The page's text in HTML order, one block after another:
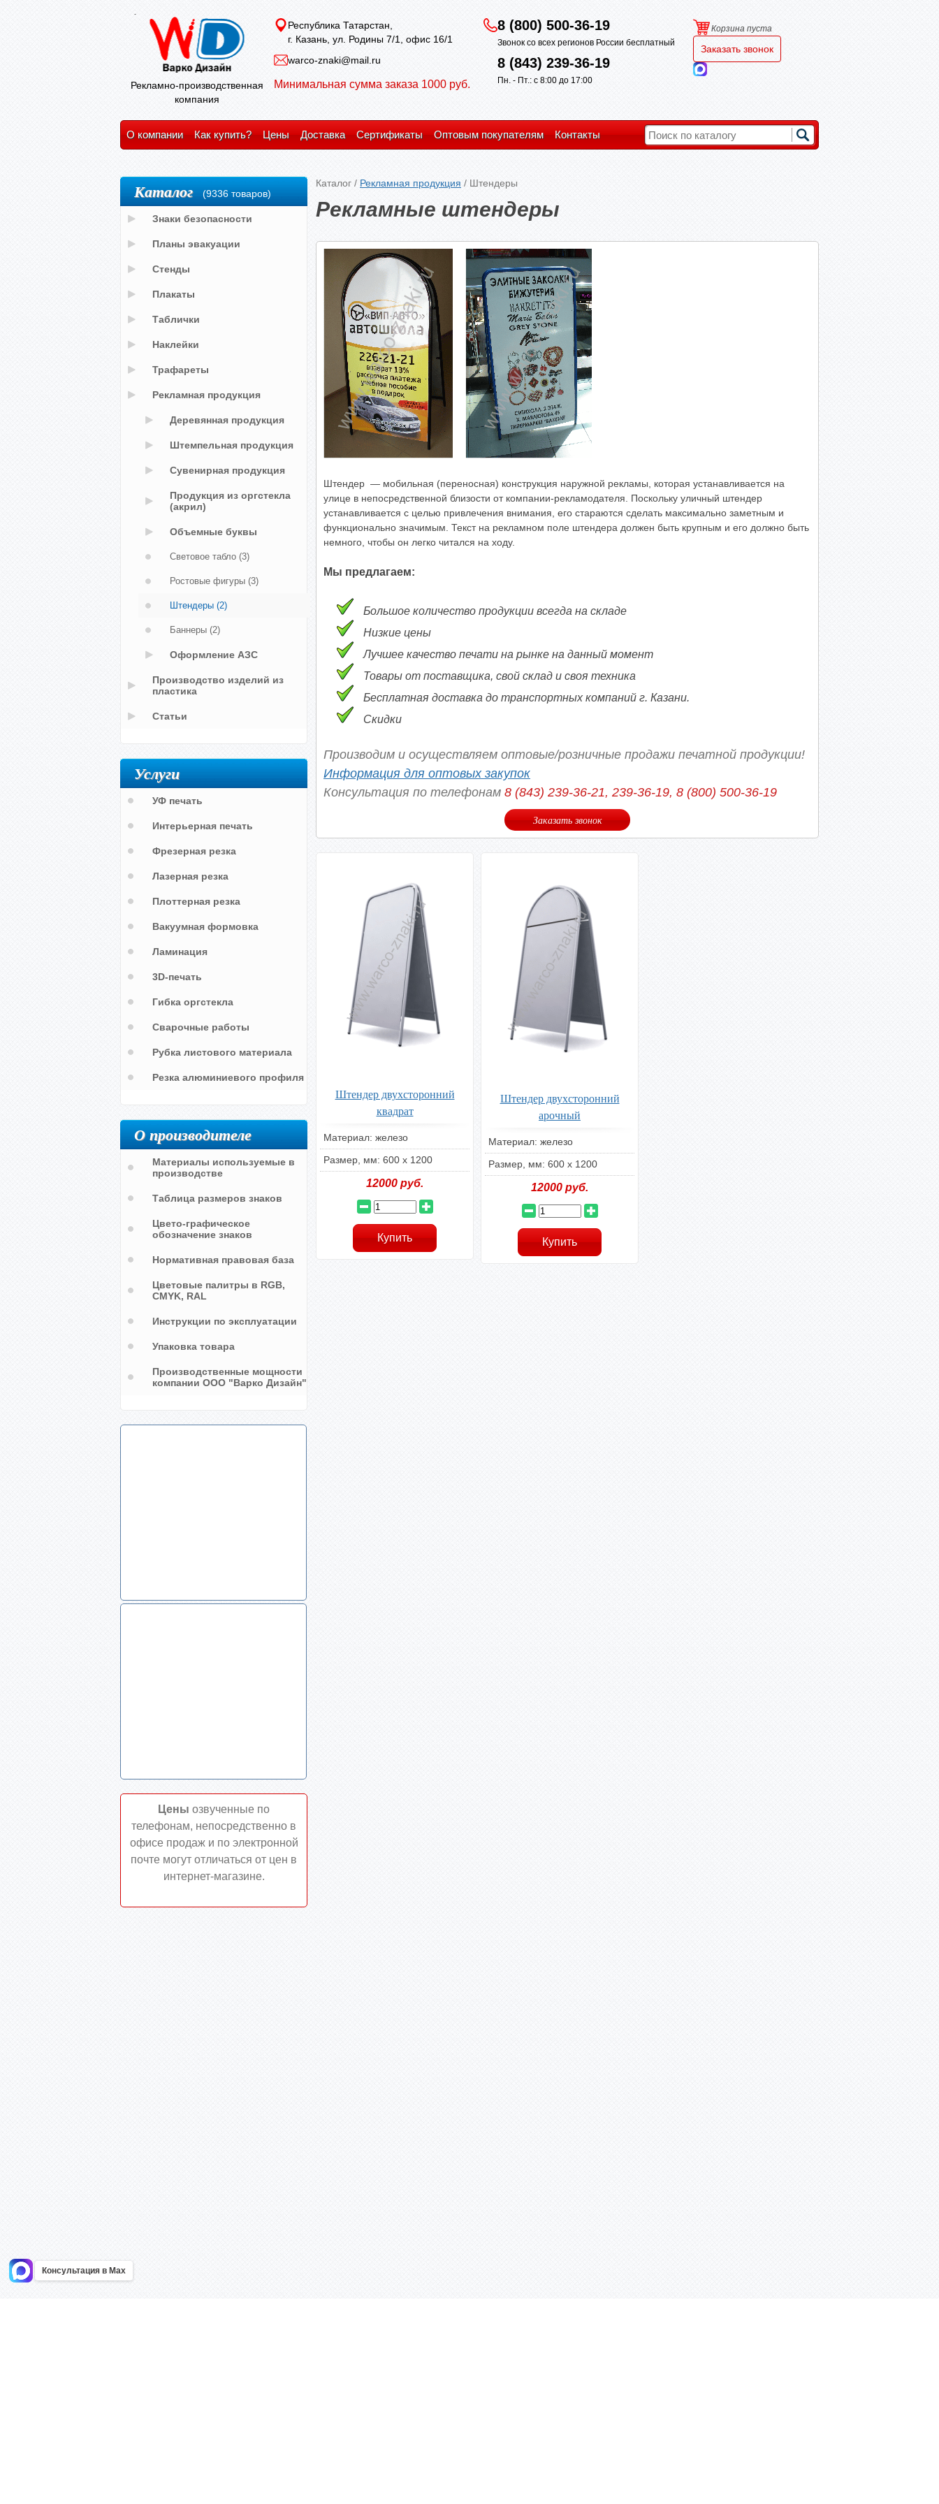
Рекламно-производственная
компания
Республика Татарстан,
г. Казань, ул. Родины 7/1, офис 16/1
warco-znaki@mail.ru
Минимальная сумма заказа 1000 руб.
8 (800) 500-36-19
Звонок со всех регионов России бесплатный
8 (843) 239-36-19
Пн. - Пт.: с 8:00 до 17:00
Корзина пуста
Заказать звонок
О компании Как купить? Цены Доставка Сертификаты Оптовым покупателям Контакты
Каталог / Рекламная продукция / Штендеры
Рекламные штендеры
Штендер — мобильная (переносная) конструкция наружной рекламы, которая устанавливается на
улице в непосредственной близости от компании-рекламодателя. Поскольку уличный штендер
устанавливается с целью привлечения внимания, его стараются сделать максимально заметным и
функционально значимым. Текст на рекламном поле штендера должен быть крупным и его должно быть
немного, чтобы он легко читался на ходу.
Мы предлагаем:
Большое количество продукции всегда на складе
Низкие цены
Лучшее качество печати на рынке на данный момент
Товары от поставщика, свой склад и своя техника
Бесплатная доставка до транспортных компаний г. Казани.
Скидки
Производим и осуществляем оптовые/розничные продажи печатной продукции!
Информация для оптовых закупок
Консультация по телефонам 8 (843) 239-36-21, 239-36-19, 8 (800) 500-36-19
Заказать звонок
Штендер двухсторонний
квадрат
Материал: железо
Размер, мм: 600 х 1200
12000 руб.
Штендер двухсторонний
арочный
Материал: железо
Размер, мм: 600 х 1200
12000 руб.
Каталог (9336 товаров)
Знаки безопасности
Планы эвакуации
Стенды
Плакаты
Таблички
Наклейки
Трафареты
Рекламная продукция
Деревянная продукция
Штемпельная продукция
Сувенирная продукция
Продукция из оргстекла
(акрил)
Объемные буквы
Световое табло (3)
Ростовые фигуры (3)
Штендеры (2)
Баннеры (2)
Оформление АЗС
Производство изделий из
пластика
Статьи
Услуги
УФ печать
Интерьерная печать
Фрезерная резка
Лазерная резка
Плоттерная резка
Вакуумная формовка
Ламинация
3D-печать
Гибка оргстекла
Сварочные работы
Рубка листового материала
Резка алюминиевого профиля
О производителе
Материалы используемые в
производстве
Таблица размеров знаков
Цвето-графическое
обозначение знаков
Нормативная правовая база
Цветовые палитры в RGB,
CMYK, RAL
Инструкции по эксплуатации
Упаковка товара
Производственные мощности
компании ООО "Варко Дизайн"
Цены озвученные по
телефонам, непосредственно в
офисе продаж и по электронной
почте могут отличаться от цен в
интернет-магазине.
Консультация в Max